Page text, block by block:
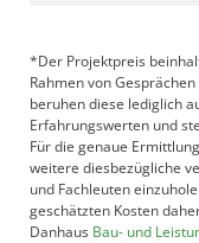
*Der Projektpreis
Rahmen von
beruhen diese lediglich
Erfahrungswerten und
Für die genaue
weitere diesbezügliche
und Fachleuten
geschätzten Kosten
Danhaus Bau- und